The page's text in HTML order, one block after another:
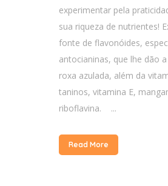
experimentar pela
sua riqueza de nutrientes!
fonte de flavonóides,
antocianinas, que lhe dão
roxa azulada, além da
taninos, vitamina E,
riboflavina. ...
Read More